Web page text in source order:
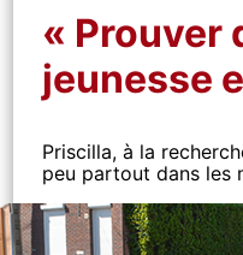
« Prouver
jeunesse
Priscilla, à la
peu partout dans les